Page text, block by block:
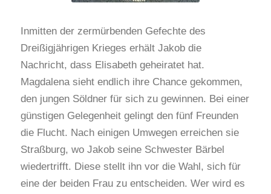
Inmitten der zermürbenden Gefechte des
Dreißigjährigen Krieges erhält Jakob die
Nachricht, dass Elisabeth geheiratet hat.
Magdalena sieht endlich ihre Chance gekommen,
den jungen Söldner für sich zu gewinnen. Bei einer
günstigen Gelegenheit gelingt den fünf Freunden
die Flucht. Nach einigen Umwegen erreichen sie
Straßburg, wo Jakob seine Schwester Bärbel
wiedertrifft. Diese stellt ihn vor die Wahl, sich für
eine der beiden Frau zu entscheiden. Wer wird es